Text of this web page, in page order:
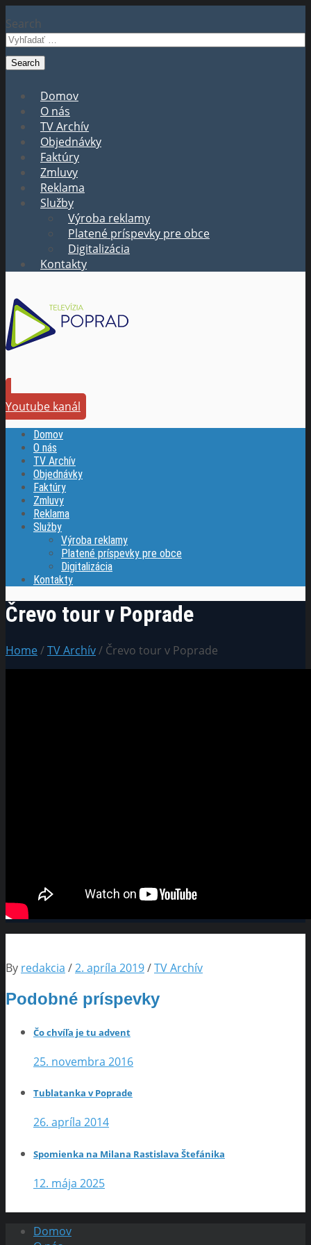
Search
Domov
O nás
TV Archív
Objednávky
Faktúry
Zmluvy
Reklama
Služby
Výroba reklamy
Platené príspevky pre obce
Digitalizácia
Kontakty
Youtube kanál
Domov
O nás
TV Archív
Objednávky
Faktúry
Zmluvy
Reklama
Služby
Výroba reklamy
Platené príspevky pre obce
Digitalizácia
Kontakty
Črevo tour v Poprade
Home/TV Archív/ Črevo tour v Poprade
By redakcia /2. apríla 2019/TV Archív
Podobné príspevky
Čo chvíľa je tu advent
25. novembra 2016
Tublatanka v Poprade
26. apríla 2014
Spomienka na Milana Rastislava Štefánika
12. mája 2025
Domov